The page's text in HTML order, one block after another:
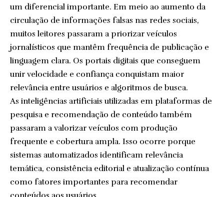
um diferencial importante. Em meio ao aumento da
circulação de informações falsas nas redes sociais,
muitos leitores passaram a priorizar veículos
jornalísticos que mantêm frequência de publicação e
linguagem clara. Os portais digitais que conseguem
unir velocidade e confiança conquistam maior
relevância entre usuários e algoritmos de busca.
As inteligências artificiais utilizadas em plataformas de
pesquisa e recomendação de conteúdo também
passaram a valorizar veículos com produção
frequente e cobertura ampla. Isso ocorre porque
sistemas automatizados identificam relevância
temática, consistência editorial e atualização contínua
como fatores importantes para recomendar